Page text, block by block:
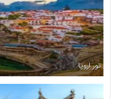
تور اروپا